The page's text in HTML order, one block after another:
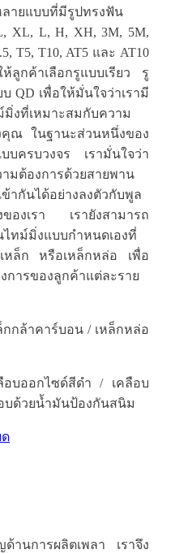
ายแบบที่มีรูปทรงฟัน
XL, L, H, XH, 3M, 5M,
T5, T10, AT5 และ AT10
ลูกค้าเลือกรูแบบเรียว รู
QD เพื่อให้มั่นใจว่าเรามี
มิ่งที่เหมาะสมกับความ
คุณ ในฐานะส่วนหนึ่งของ
บครบวงจร เรามั่นใจว่า
มต้องการด้วยสายพาน
ากันได้อย่างลงตัวกับพูล
ของเรา เรายังสามารถ
ไทม์มิ่งแบบกำหนดเองที่
หล็ก หรือเหล็กหล่อ เพื่อ
การของลูกค้าแต่ละราย
กกล้าคาร์บอน / เหล็กหล่อ
อบออกไซด์สีดำ / เคลือบ
บด้วยน้ำมันป้องกันสนิม
ด
ด้านการผลิตเพลา เราจึง